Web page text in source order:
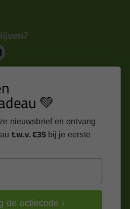
deals rechtstreeks in je
💚
nieuwsbrief en ontvang
t.w.v. €35 bij je eerste
de actiecode ›